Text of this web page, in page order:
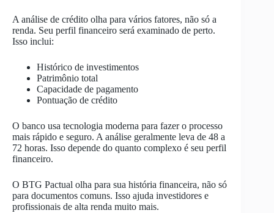
A análise de crédito olha para vários fatores, não só a
renda. Seu perfil financeiro será examinado de perto.
Isso inclui:
Histórico de investimentos
Patrimônio total
Capacidade de pagamento
Pontuação de crédito
O banco usa tecnologia moderna para fazer o processo
mais rápido e seguro. A análise geralmente leva de 48 a
72 horas. Isso depende do quanto complexo é seu perfil
financeiro.
O BTG Pactual olha para sua história financeira, não só
para documentos comuns. Isso ajuda investidores e
profissionais de alta renda muito mais.